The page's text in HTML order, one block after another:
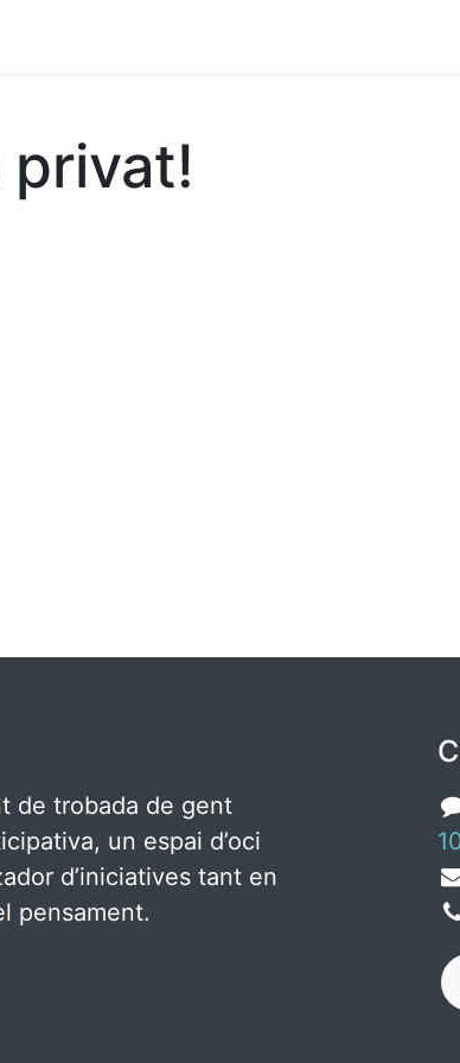
privat!
de trobada de gent
un espai d’oci
d’iniciatives tant en
pensament.